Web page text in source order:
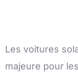
Les voitures
majeure pour